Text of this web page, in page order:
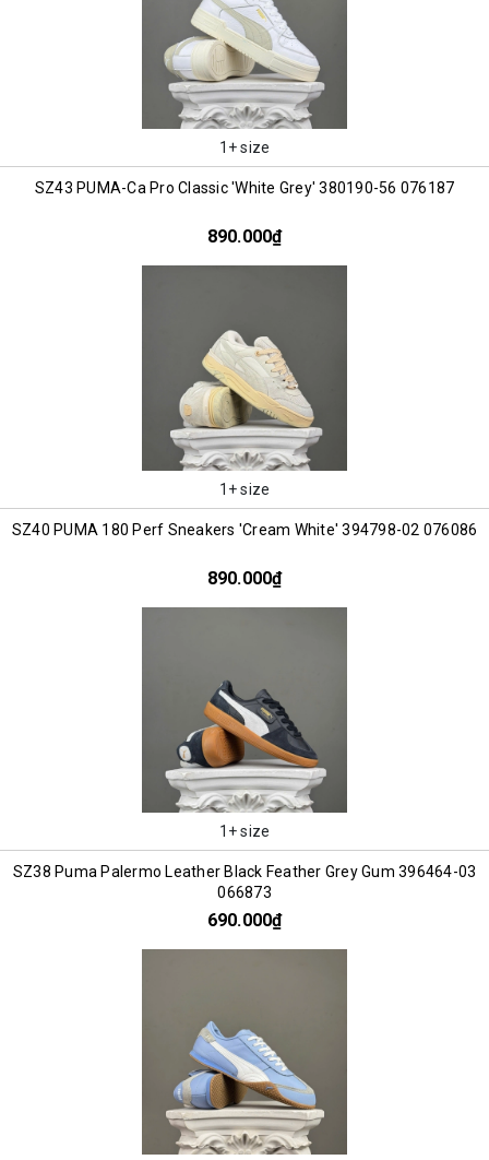
1+ size
SZ43 PUMA-Ca Pro Classic 'White Grey' 380190-56 076187
890.000₫
1+ size
SZ40 PUMA 180 Perf Sneakers 'Cream White' 394798-02 076086
890.000₫
1+ size
SZ38 Puma Palermo Leather Black Feather Grey Gum 396464-03
066873
690.000₫